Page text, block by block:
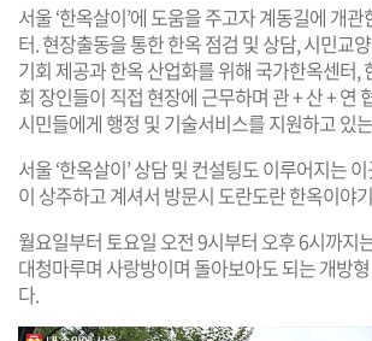
서울 ‘한옥살이’에 도움을 주고자 계동길에 개
터. 현장출동을 통한 한옥 점검 및 상담, 시민교
기회 제공과 한옥 산업화를 위해 국가한옥센터,
회 장인들이 직접 현장에 근무하며 관 + 산 + 연
시민들에게 행정 및 기술서비스를 지원하고 있
서울 ‘한옥살이’ 상담 및 컨설팅도 이루어지는
이 상주하고 계셔서 방문시 도란도란 한옥이야
월요일부터 토요일 오전 9시부터 오후 6시까지
대청마루며 사랑방이며 돌아보아도 되는 개방
다.